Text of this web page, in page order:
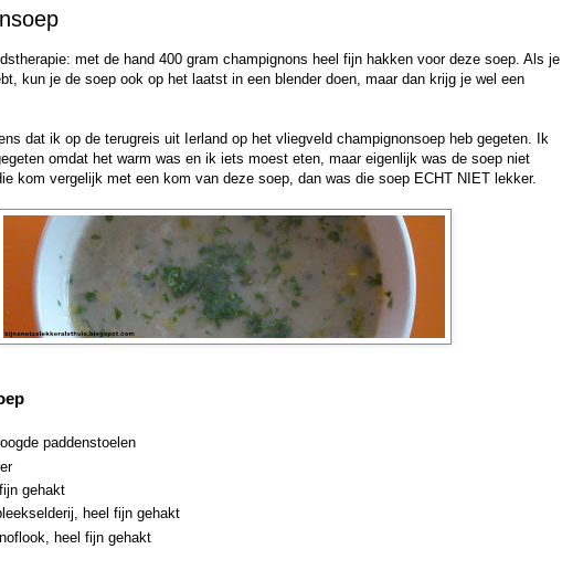
met de hand 400 gram champignons heel fijn hakken voor deze soep. Als je
kun je de soep ook op het laatst in een blender doen, maar dan krijg je wel een
dat ik op de terugreis uit Ierland op het vliegveld champignonsoep heb gegeten. Ik
omdat het warm was en ik iets moest eten, maar eigenlijk was de soep niet
kom vergelijk met een kom van deze soep, dan was die soep ECHT NIET lekker.
paddenstoelen
gehakt
heel fijn gehakt
heel fijn gehakt